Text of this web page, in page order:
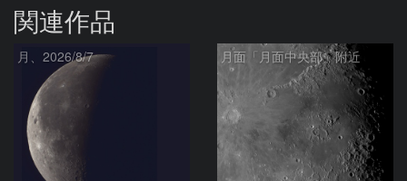
関連作品
月、2026/8/7 月面「月面中央部」附近